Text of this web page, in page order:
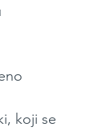
koji se